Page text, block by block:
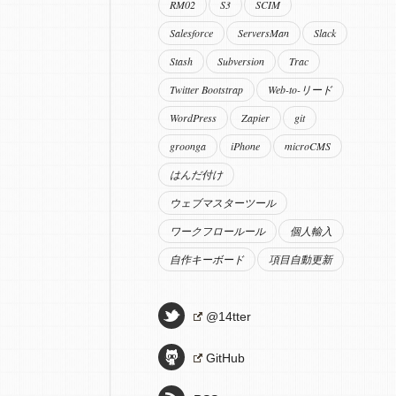
RM02 S3
SCIM
Salesforce
ServersMan
Slack
Stash
Subversion
Trac
Twitter Bootstrap
Web-to-リード
WordPress
Zapier
git
groonga
iPhone
microCMS
はんだ付け
ウェブマスターツール
ワークフロールール
個人輸入
自作キーボード
項目自動更新
@14tter
GitHub